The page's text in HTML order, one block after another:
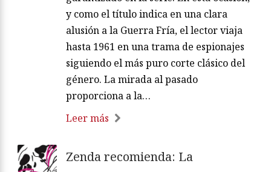
y como el título indica en una clara
alusión a la Guerra Fría, el lector viaja
hasta 1961 en una trama de espionajes
siguiendo el más puro corte clásico del
género. La mirada al pasado
proporciona a la…
Leer más
Zenda recomienda: La